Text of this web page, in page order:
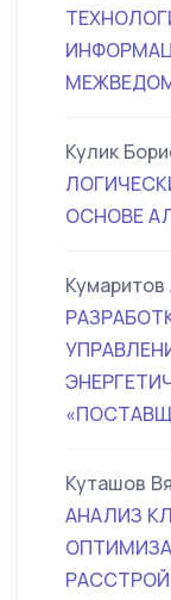
Кулик
ОСНОВЕ
Куташов
АНАЛИЗ